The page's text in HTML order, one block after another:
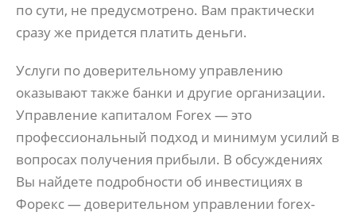
по сути, не предусмотрено. Вам практически
сразу же придется платить деньги.
Услуги по доверительному управлению
оказывают также банки и другие организации.
Управление капиталом Forex — это
профессиональный подход и минимум усилий в
вопросах получения прибыли. В обсуждениях
Вы найдете подробности об инвестициях в
Форекс — доверительном управлении forex-